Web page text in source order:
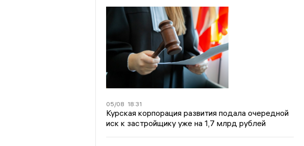
05/08 18:31
Курская корпорация развития подала очередной
иск к застройщику уже на 1,7 млрд рублей